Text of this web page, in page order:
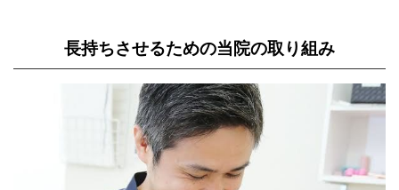
長持ちさせるための当院の取り組み